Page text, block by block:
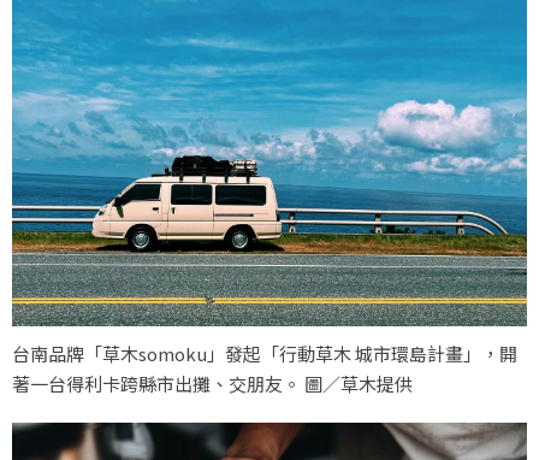
台南品牌「草木somoku」發起「行動草木 城市環島計畫」，開
著一台得利卡跨縣市出攤、交朋友。 圖／草木提供